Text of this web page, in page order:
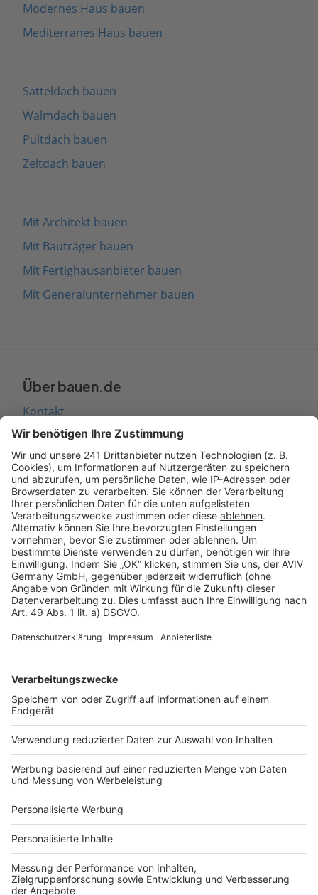
Modernes Haus bauen
Mediterranes Haus bauen
Satteldach bauen
Walmdach bauen
Pultdach bauen
Zeltdach bauen
Mit Architekt bauen
Mit Bauträger bauen
Mit Fertighausanbieter bauen
Mit Generalunternehmer bauen
Über bauen.de
Kontakt
Seitenaufbau
Barrierefreiheit
Cookie Einstellungen
Rechtliches
AGB-Übersicht
Datenschutz
Impressum
Services
Bauprojekt-Quiz
Häuser-Suche
Hausanbieter-Suche
Bauprojekt-Profil
Für Unternehmen
Ihre Baufirma auf bauen.de
Kostenloses Infogespräch